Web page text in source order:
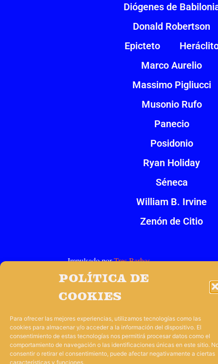
Política de
cookies
Para ofrecer las mejores experiencias, utilizamos tecnologías como las
cookies para almacenar y/o acceder a la información del dispositivo. El
consentimiento de estas tecnologías nos permitirá procesar datos como el
comportamiento de navegación o las identificaciones únicas en este sitio.
consentir o retirar el consentimiento, puede afectar negativamente a ciertas
características y funciones.
Diógenes de
Donald Robertson
Epicteto
Marco Aurelio
Massimo Pigliucci
Musonio Rufo
Panecio
Posidonio
Ryan Holiday
Séneca
William B. Irvine
Zenón de Citio
Impulsado porTres Barbas